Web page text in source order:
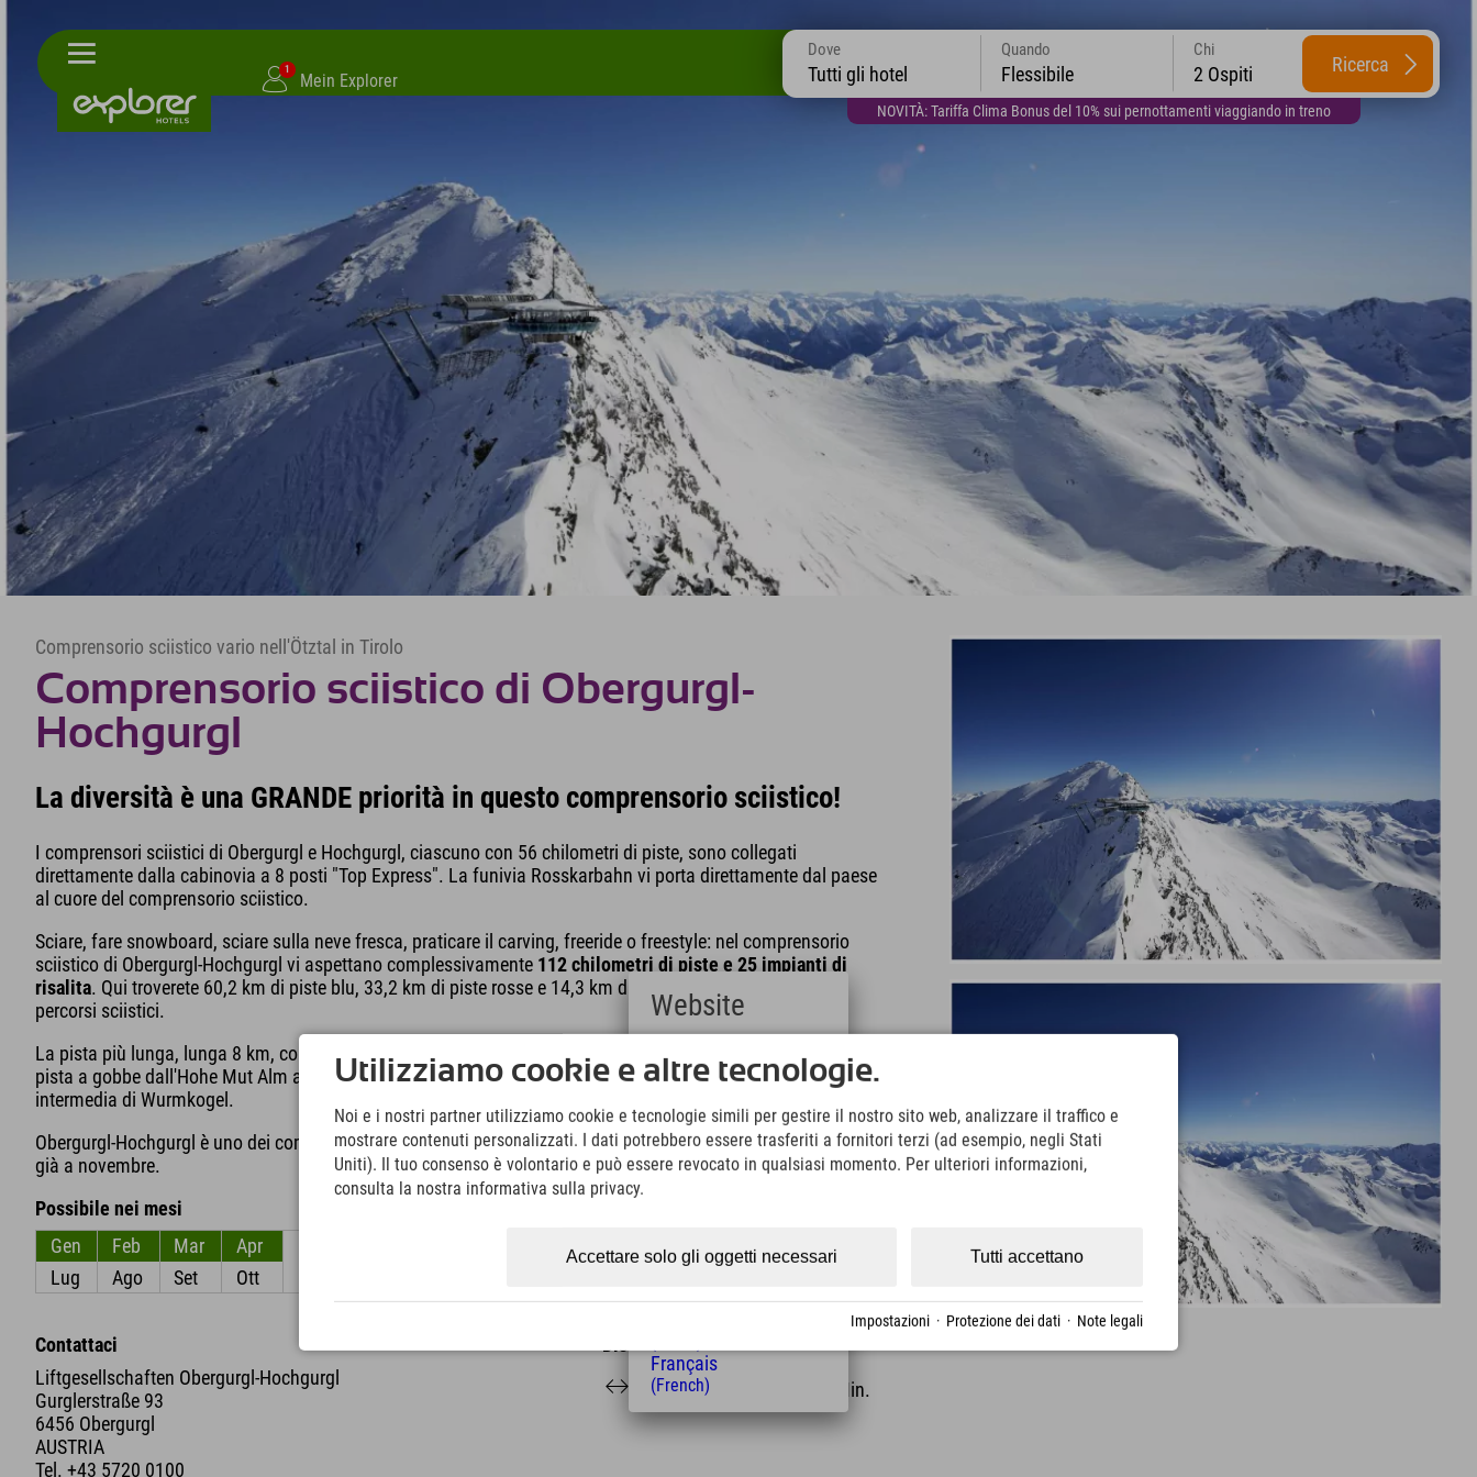
1
Mein Explorer
NOVITÀ: Tariffa Clima Bonus del 10% sui pernottamenti viaggiando in treno
Dove
Tutti gli hotel
Quando
Flessibile
Chi
2 Ospiti Ricerca
Comprensorio sciistico vario nell'Ötztal in Tirolo
Comprensorio sciistico di Obergurgl-
Hochgurgl
La diversità è una GRANDE priorità in questo comprensorio sciistico!
I comprensori sciistici di Obergurgl e Hochgurgl, ciascuno con 56 chilometri di piste, sono collegati
direttamente dalla cabinovia a 8 posti "Top Express". La funivia Rosskarbahn vi porta direttamente dal paese
al cuore del comprensorio sciistico.
Sciare, fare snowboard, sciare sulla neve fresca, praticare il carving, freeride o freestyle: nel comprensorio
sciistico di Obergurgl-Hochgurgl vi aspettano complessivamente 112 chilometri di piste e 25 impianti di
risalita. Qui troverete 60,2 km di piste blu, 33,2 km di piste rosse e 14,3 km di piste nere, oltre a 4,5 km di
percorsi sciistici.
La pista più lunga, lunga 8 km, conduce dal Wurmkogel fino a Obergurgl. Le piste più difficili si trovano sulla
pista a gobbe dall'Hohe Mut Alm al Gaisberg, mentre la pista più ripida va dal Top Mountain Star alla stazione
intermedia di Wurmkogel.
Obergurgl-Hochgurgl è uno dei comprensori sciistici senza ghiacciaio in cui la stagione sciistica può iniziare
già a novembre.
Possibile nei mesi
Gen
Feb Mar Apr
Lug
Ago Set Ott
Contattaci
Liftgesellschaften Obergurgl-Hochgurgl
Gurglerstraße 93
6456 Obergurgl
AUSTRIA
Tel. +43 5720 0100
Distanza dall'hotel
35 km Min.
Utilizziamo cookie e altre tecnologie.
Noi e i nostri partner utilizziamo cookie e tecnologie simili per gestire il nostro sito web, analizzare il traffico e
mostrare contenuti personalizzati. I dati potrebbero essere trasferiti a fornitori terzi (ad esempio, negli Stati
Uniti). Il tuo consenso è volontario e può essere revocato in qualsiasi momento. Per ulteriori informazioni,
consulta la nostra informativa sulla privacy.
Tutti accettano
Accettare solo gli oggetti necessari
Impostazioni · Protezione dei dati · Note legali
Website
Deutsch
(German)
(English)
Italiano
(Italian)
(Polish)
(Hungarian)
Français
(French)